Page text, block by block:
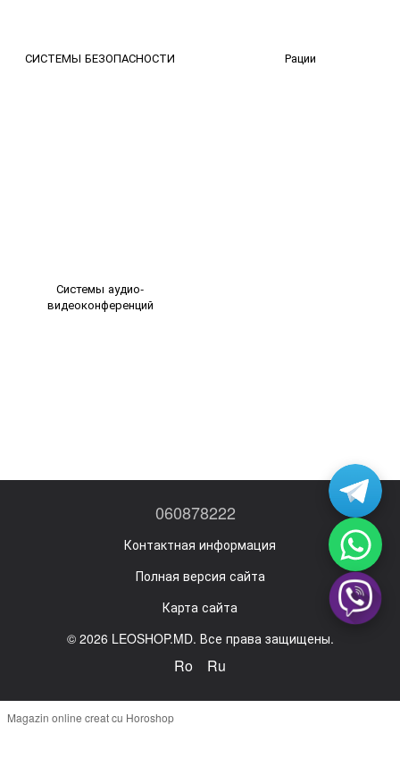
СИСТЕМЫ БЕЗОПАСНОСТИ Рации
Системы аудио-
видеоконференций
060878222
Контактная информация
Полная версия сайта
Карта сайта
© 2026 LEOSHOP.MD. Все права защищены.
Ro Ru
Magazin online creat cu Horoshop